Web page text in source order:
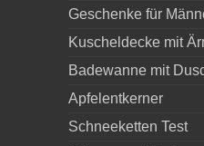
Geschenke für
Kuscheldecke mit
Badewanne mit
Apfelentkerner
Schneeketten Test